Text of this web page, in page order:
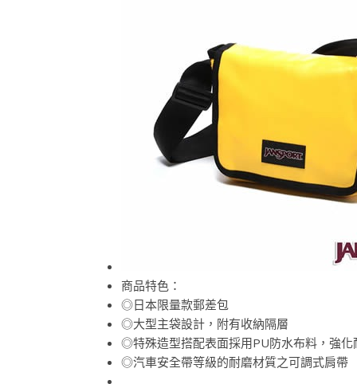
商品特色：
◎日本限量款郵差包
◎大型主袋設計，附有收納隔層
◎特殊造型搭配表面採用PU防水布料，強化
◎汽車安全帶等級的耐磨材質之可調式肩帶